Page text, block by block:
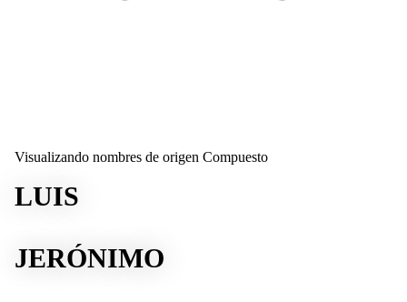
Visualizando nombres de origen Compuesto
LUIS
JERÓNIMO